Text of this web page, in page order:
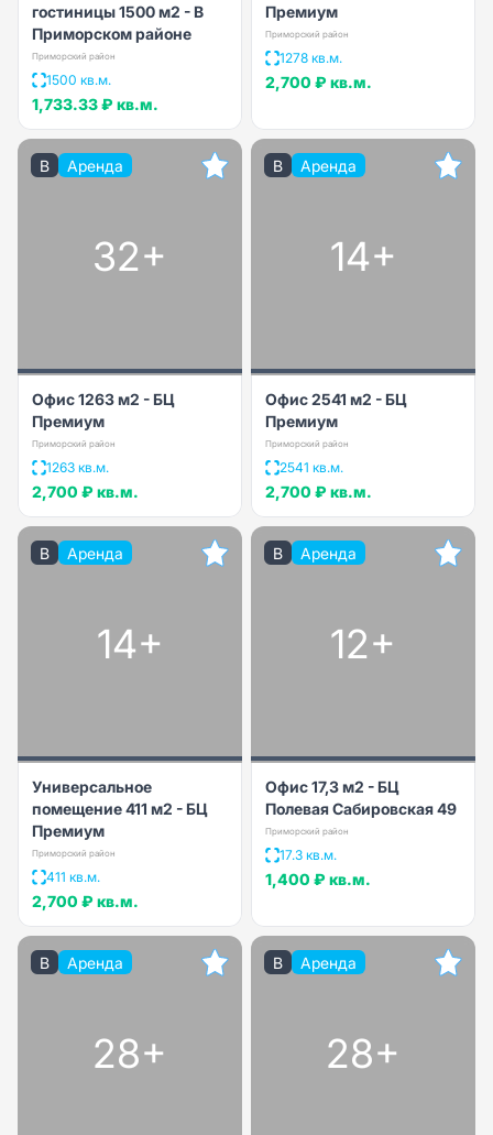
гостиницы 1500 м2 - В
Приморском районе
Приморский район
1500 кв.м.
1,733.33 ₽ кв.м.
Премиум
Приморский район
1278 кв.м.
2,700 ₽ кв.м.
B Аренда
32+
Офис 1263 м2 - БЦ
Премиум
Приморский район
1263 кв.м.
2,700 ₽ кв.м.
B Аренда
14+
Офис 2541 м2 - БЦ
Премиум
Приморский район
2541 кв.м.
2,700 ₽ кв.м.
B Аренда
14+
Универсальное
помещение 411 м2 - БЦ
Премиум
Приморский район
411 кв.м.
2,700 ₽ кв.м.
B Аренда
12+
Офис 17,3 м2 - БЦ
Полевая Сабировская 49
Приморский район
17.3 кв.м.
1,400 ₽ кв.м.
B Аренда
28+
B Аренда
28+